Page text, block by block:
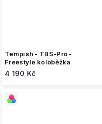
Tempish - TBS-Pro -
Freestyle koloběžka
4 190 Kč